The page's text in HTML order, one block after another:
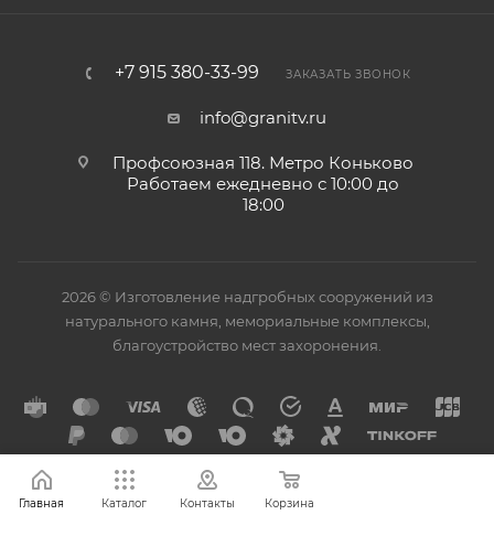
+7 915 380-33-99 ЗАКАЗАТЬ ЗВОНОК
info@granitv.ru
Профсоюзная 118. Метро Коньково
Работаем ежедневно с 10:00 до
18:00
2026 © Изготовление надгробных сооружений из
натурального камня, мемориальные комплексы,
благоустройство мест захоронения.
Главная Каталог Контакты Корзина